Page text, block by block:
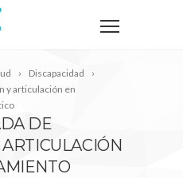
Discapacidad
y articulación en
DE